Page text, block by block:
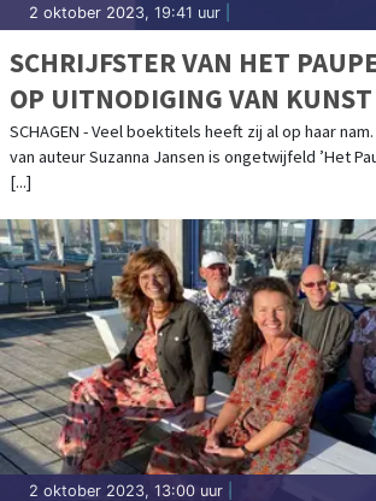
2 oktober 2023, 19:41 uur
SCHRIJFSTER VAN HET
OP UITNODIGING VAN KUNST
IN SCAGON DE LUXE
SCHAGEN - Veel boektitels heeft zij al op haar
van auteur Suzanna Jansen is ongetwijfeld ’Het
[...]
2 oktober 2023, 13:00 uur